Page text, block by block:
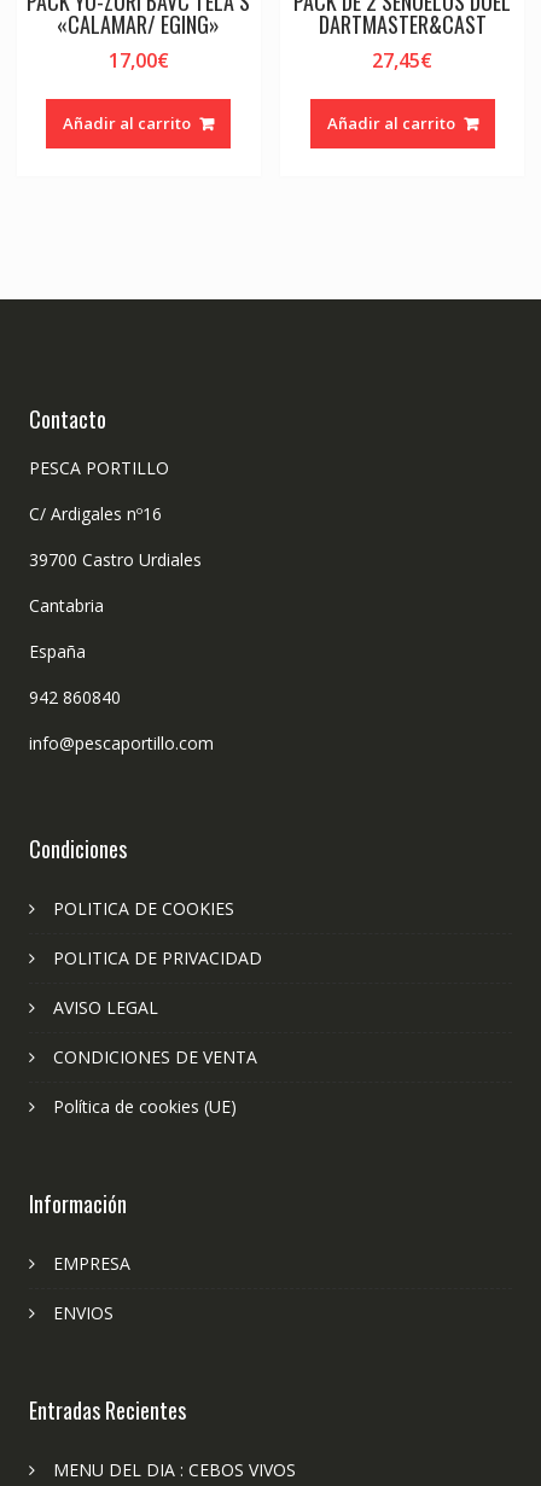
«CALAMAR/ EGING»
17,00€
Añadir al carrito
DARTMASTER&CAST
27,45€
Añadir al carrito
Contacto
PESCA PORTILLO
C/ Ardigales nº16
39700 Castro Urdiales
Cantabria
España
942 860840
info@pescaportillo.com
Condiciones
POLITICA DE COOKIES
POLITICA DE PRIVACIDAD
AVISO LEGAL
CONDICIONES DE VENTA
Política de cookies (UE)
Información
EMPRESA
ENVIOS
Entradas Recientes
MENU DEL DIA : CEBOS VIVOS